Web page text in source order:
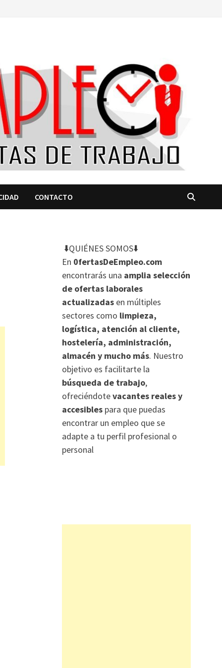
CONTACTO
⬇️QUIÉNES SOMOS⬇️
En 0fertasDeEmpleo.com
encontrarás una amplia selección
de ofertas laborales
actualizadas en múltiples
sectores como limpieza,
logística, atención al cliente,
hostelería, administración,
almacén y mucho más. Nuestro
objetivo es facilitarte la
búsqueda de trabajo,
ofreciéndotevacantes reales y
accesibles para que puedas
encontrar un empleo que se
adapte a tu perfil profesional o
personal